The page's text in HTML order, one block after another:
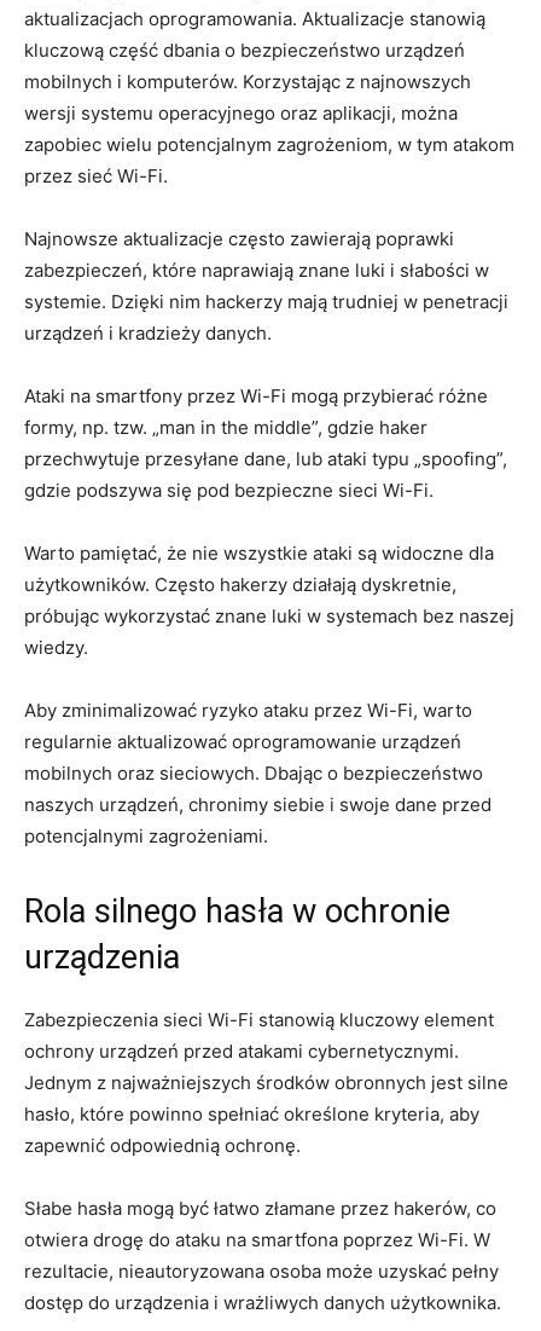
aktualizacjach oprogramowania. Aktualizacje stanowią
kluczową część dbania o bezpieczeństwo urządzeń
mobilnych i komputerów. Korzystając z najnowszych
wersji systemu operacyjnego oraz aplikacji, można
zapobiec wielu potencjalnym zagrożeniom, w tym atakom
przez sieć Wi-Fi.
Najnowsze aktualizacje często zawierają poprawki
zabezpieczeń, które naprawiają znane luki i słabości w
systemie. Dzięki nim hackerzy mają trudniej w penetracji
urządzeń i kradzieży danych.
Ataki na smartfony przez Wi-Fi mogą przybierać różne
formy, np. tzw. „man in the middle”, gdzie haker
przechwytuje przesyłane dane, lub ataki typu „spoofing”,
gdzie podszywa się pod bezpieczne sieci Wi-Fi.
Warto pamiętać, że nie wszystkie ataki są widoczne dla
użytkowników. Często hakerzy działają dyskretnie,
próbując wykorzystać znane luki w systemach bez naszej
wiedzy.
Aby zminimalizować ryzyko ataku przez Wi-Fi, warto
regularnie aktualizować oprogramowanie urządzeń
mobilnych oraz sieciowych. Dbając o bezpieczeństwo
naszych urządzeń, chronimy siebie i swoje dane przed
potencjalnymi zagrożeniami.
Rola silnego hasła w ochronie
urządzenia
Zabezpieczenia sieci Wi-Fi stanowią kluczowy element
ochrony urządzeń przed atakami cybernetycznymi.
Jednym z najważniejszych środków obronnych jest silne
hasło, które powinno spełniać określone kryteria, aby
zapewnić odpowiednią ochronę.
Słabe hasła mogą być łatwo złamane przez hakerów, co
otwiera drogę do ataku na smartfona poprzez Wi-Fi. W
rezultacie, nieautoryzowana osoba może uzyskać pełny
dostęp do urządzenia i wrażliwych danych użytkownika.